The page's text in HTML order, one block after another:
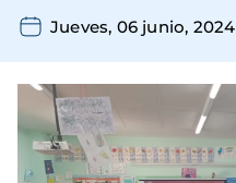
Jueves, 06 junio, 2024